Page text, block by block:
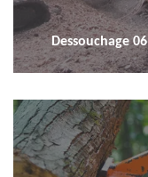
Dessouchage 06